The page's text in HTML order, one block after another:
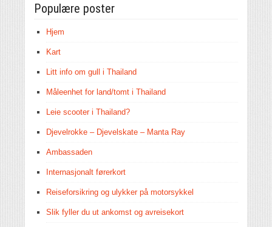
Populære poster
Hjem
Kart
Litt info om gull i Thailand
Måleenhet for land/tomt i Thailand
Leie scooter i Thailand?
Djevelrokke – Djevelskate – Manta Ray
Ambassaden
Internasjonalt førerkort
Reiseforsikring og ulykker på motorsykkel
Slik fyller du ut ankomst og avreisekort